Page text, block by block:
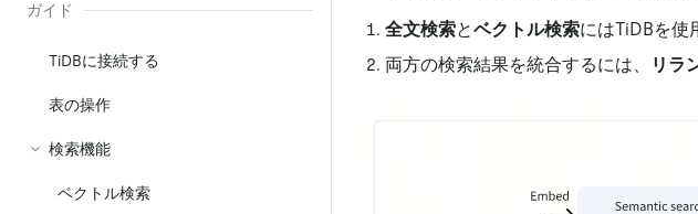
ガイド
TiDBに接続する
表の操作
検索機能
ベクトル検索
全文検索とベクトル検索にはTiDBを使
両方の検索結果を統合するには、
リラ